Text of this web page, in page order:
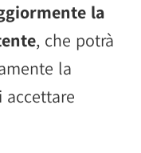
la
, che potrà
la
accettare